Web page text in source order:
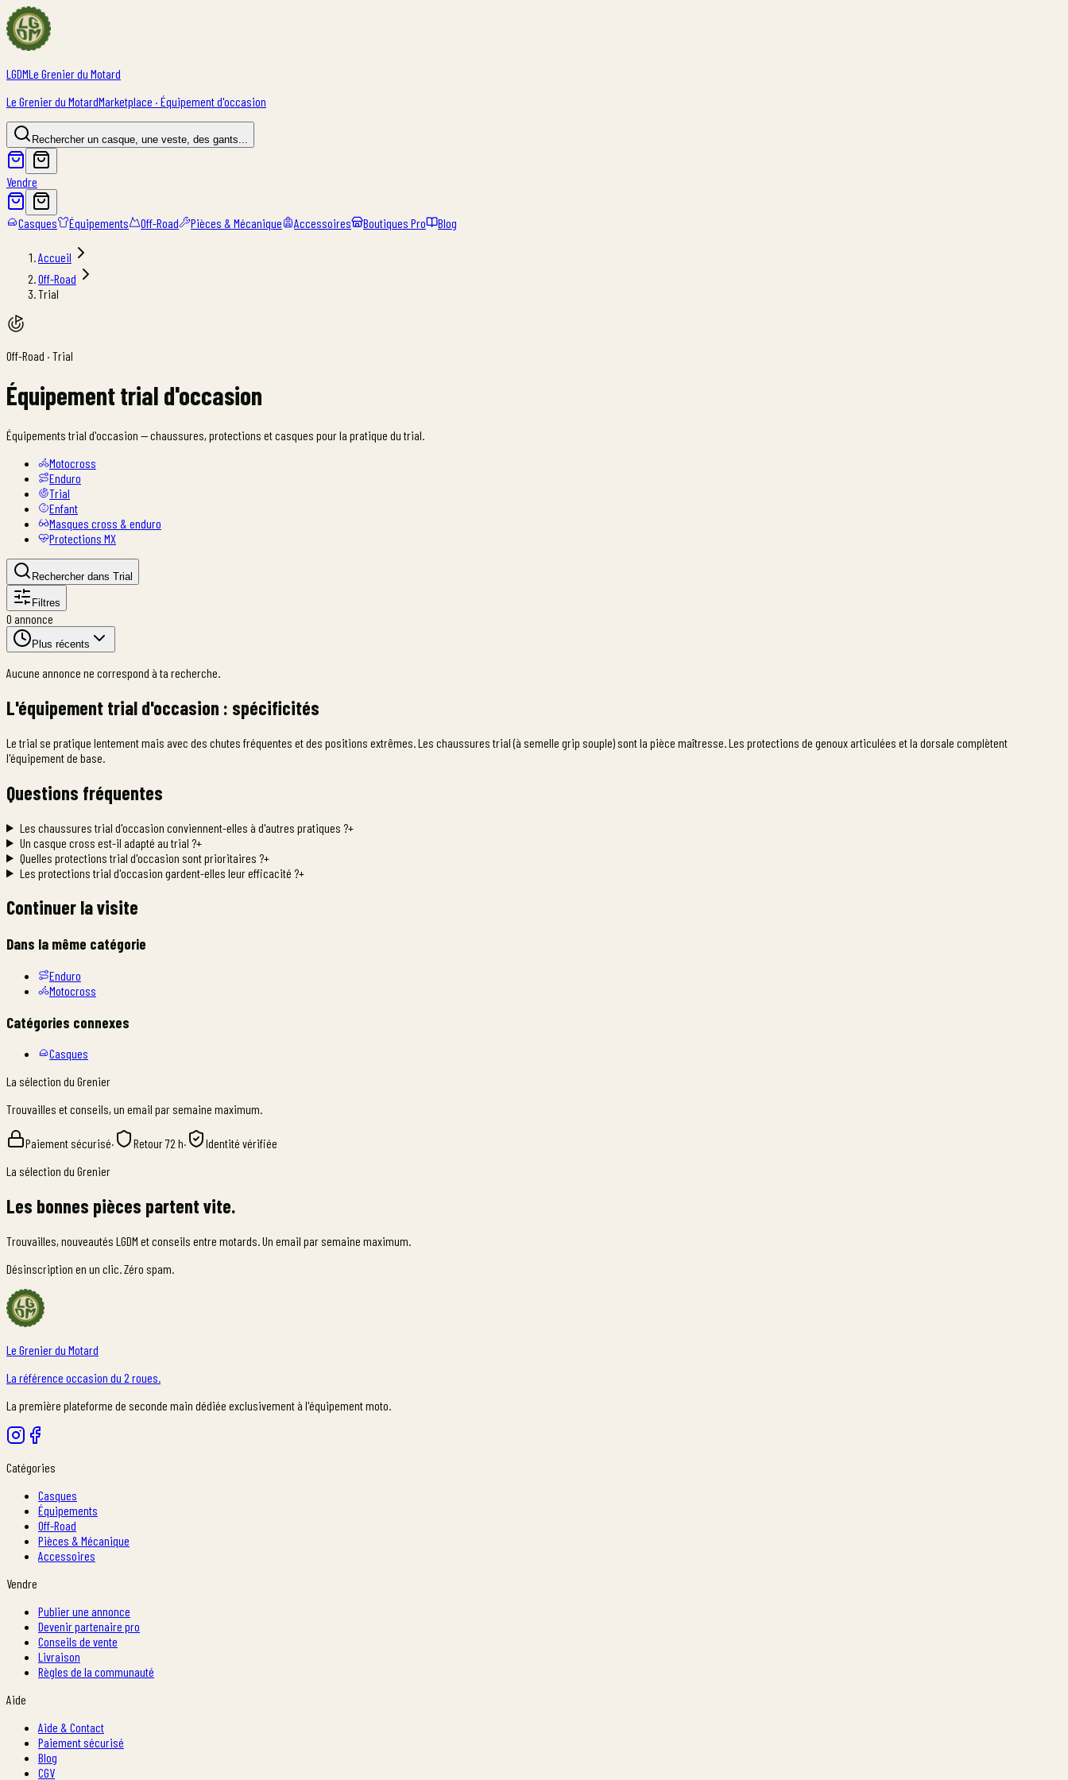
LGDMLe Grenier du Motard
Le Grenier du MotardMarketplace · Équipement d'occasion
Rechercher un casque, une veste, des gants...
Vendre
Casques Équipements Off-Road Pièces & Mécanique Accessoires Boutiques Pro Blog
Accueil
Off-Road
Trial
Off-Road · Trial
Équipement trial d'occasion
Équipements trial d'occasion — chaussures, protections et casques pour la pratique du trial.
Motocross
Enduro
Trial
Enfant
Masques cross & enduro
Protections MX
Rechercher dans Trial
Filtres
0 annonce
Plus récents
Aucune annonce ne correspond à ta recherche.
L'équipement trial d'occasion : spécificités
Le trial se pratique lentement mais avec des chutes fréquentes et des positions extrêmes. Les chaussures trial (à semelle grip souple) sont la pièce maîtresse. Les protections de genoux articulées et la dorsale complètent
l'équipement de base.
Questions fréquentes
Les chaussures trial d'occasion conviennent-elles à d'autres pratiques ?+
Un casque cross est-il adapté au trial ?+
Quelles protections trial d'occasion sont prioritaires ?+
Les protections trial d'occasion gardent-elles leur efficacité ?+
Continuer la visite
Dans la même catégorie
Enduro
Motocross
Catégories connexes
Casques
La sélection du Grenier
Trouvailles et conseils, un email par semaine maximum.
Paiement sécurisé· Retour 72 h·
Identité vérifiée
La sélection du Grenier
Les bonnes pièces partent vite.
Trouvailles, nouveautés LGDM et conseils entre motards. Un email par semaine maximum.
Désinscription en un clic. Zéro spam.
Le Grenier du Motard
La référence occasion du 2 roues.
La première plateforme de seconde main dédiée exclusivement à l'équipement moto.
Catégories
Casques
Équipements
Off-Road
Pièces & Mécanique
Accessoires
Vendre
Publier une annonce
Devenir partenaire pro
Conseils de vente
Livraison
Règles de la communauté
Aide
Aide & Contact
Paiement sécurisé
Blog
CGV